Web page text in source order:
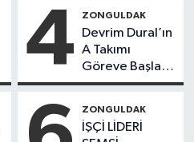
4 ZONGULDAK
Devrim Dural’ın
A Takımı
Göreve Başladı!
Yönetimde
ZONGULDAK
İŞÇİ LİDERİ